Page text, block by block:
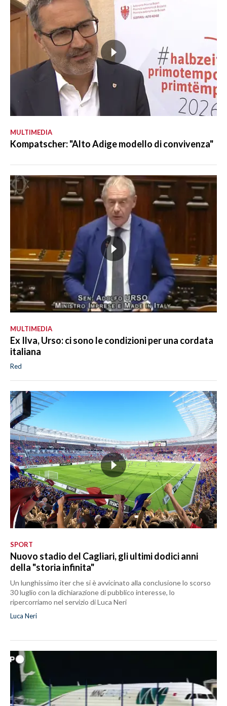
MULTIMEDIA
Kompatscher: "Alto Adige modello di convivenza"
MULTIMEDIA
Ex Ilva, Urso: ci sono le condizioni per una cordata
italiana
Red
SPORT
Nuovo stadio del Cagliari, gli ultimi dodici anni
della "storia infinita"
Un lunghissimo iter che si è avvicinato alla conclusione lo scorso
30 luglio con la dichiarazione di pubblico interesse, lo
ripercorriamo nel servizio di Luca Neri
Luca Neri